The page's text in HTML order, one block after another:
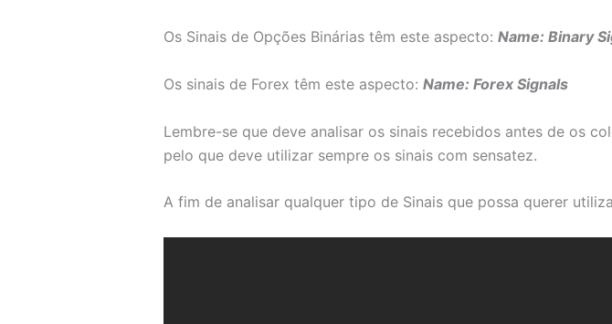
Os Sinais de Opções Binárias têm este aspecto: Name: Binary
Os sinais de Forex têm este aspecto: Name: Forex Signals
Lembre-se que deve analisar os sinais recebidos antes de os
pelo que deve utilizar sempre os sinais com sensatez.
A fim de analisar qualquer tipo de Sinais que possa querer